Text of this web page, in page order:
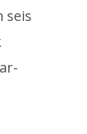
seis